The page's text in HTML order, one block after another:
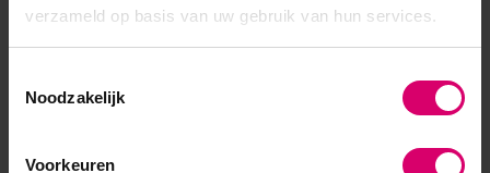
verzameld op basis van uw gebruik van hun services.
Noodzakelijk
Voorkeuren